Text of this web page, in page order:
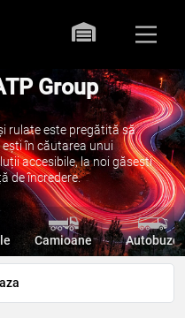
Group
rulate este pregătită să
în căutarea unui
accesibile, la noi găsești
de încredere.
Camioane Autobuze